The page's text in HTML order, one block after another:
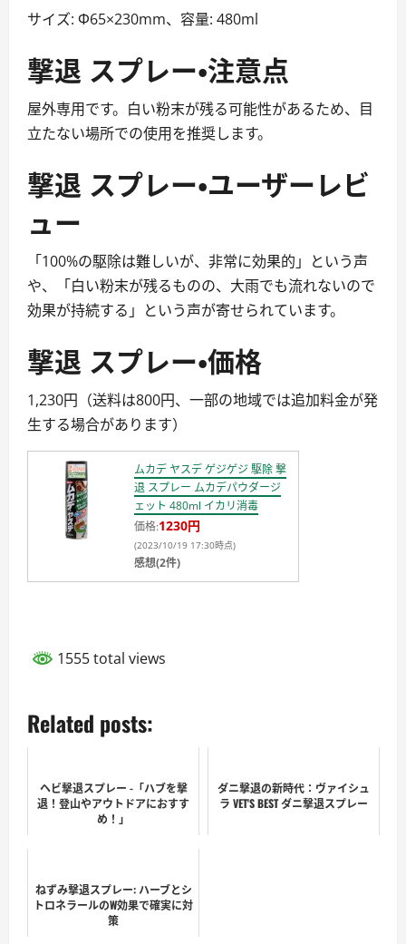
サイズ: Φ65×230mm、容量: 480ml
撃退 スプレー・注意点
屋外専用です。白い粉末が残る可能性があるため、目
立たない場所での使用を推奨します。
撃退 スプレー・ユーザーレビ
ュー
「100%の駆除は難しいが、非常に効果的」という声
や、「白い粉末が残るものの、大雨でも流れないので
効果が持続する」という声が寄せられています。
撃退 スプレー・価格
1,230円（送料は800円、一部の地域では追加料金が発
生する場合があります）
ムカデ ヤスデ ゲジゲジ 駆除 撃
退 スプレー ムカデパウダージ
ェット 480ml イカリ消毒
価格:1230円
(2023/10/19 17:30時点)
感想(2件)
1555 total views
Related posts:
ヘビ撃退スプレー -「ハブを撃
退！登山やアウトドアにおすす
め！」
ダニ撃退の新時代：ヴァイシュ
ラ VET'S BEST ダニ撃退スプレー
ねずみ撃退スプレー: ハーブとシ
トロネラールのW効果で確実に対
策